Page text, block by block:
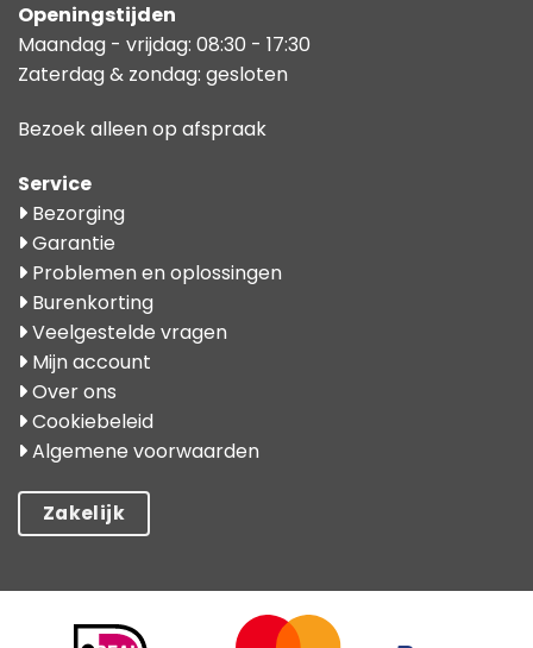
Openingstijden
Maandag - vrijdag: 08:30 - 17:30
Zaterdag & zondag: gesloten
Bezoek alleen op afspraak
Service
Bezorging
Garantie
Problemen en oplossingen
Burenkorting
Veelgestelde vragen
Mijn account
Over ons
Cookiebeleid
Algemene voorwaarden
Zakelijk